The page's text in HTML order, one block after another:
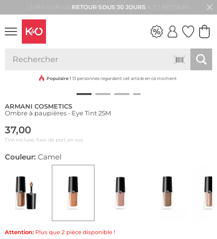
RETOUR SOUS 30 JOURS
VIBES
Populaire ! 13 personnes regardent cet article en ce moment
ARMANI COSMETICS
Ombre à paupières - Eye Tint 25M
37,00
TVA incluse, frais de port en sus
Couleur: Camel
Attention: Plus que 2 pièce disponible !